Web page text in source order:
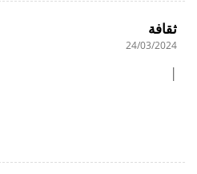
ثقافة
24/03/2024
|